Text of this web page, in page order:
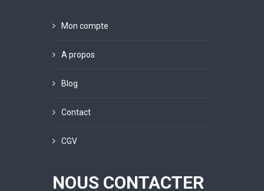
Mon compte
A propos
Blog
Contact
CGV
NOUS CONTACTER